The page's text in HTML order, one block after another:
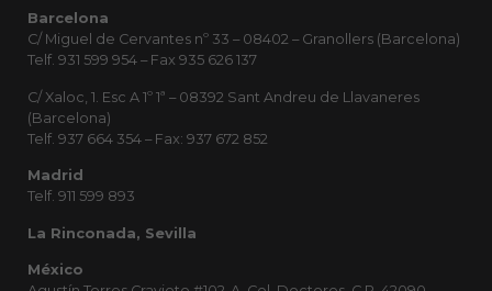
Barcelona
C/ Miguel de Cervantes nº 33 – 08402 – Granollers (Barcelona)
Telf. 931 599 954 – Fax 935 626 137
C/ Xaloc, 1. Esc A 1º 1ª – 08392 Sant Andreu de Llavaneres
(Barcelona)
Telf. 937 664 354 – Fax: 937 672 852
Madrid
Telf. 911 599 893
La Rinconada, Sevilla
México